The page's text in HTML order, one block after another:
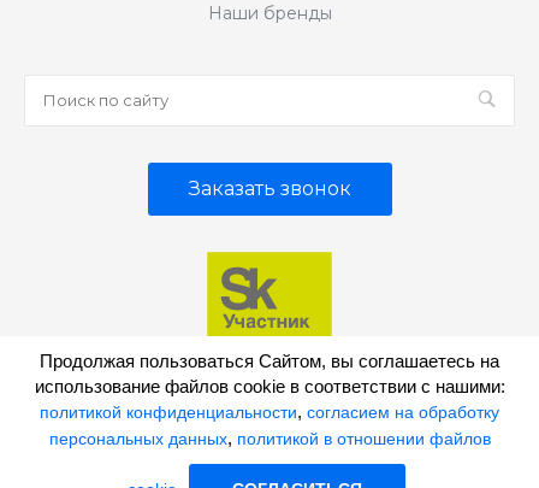
Наши бренды
Заказать звонок
© 2026 "ИНТЕРСЭН-плюс", все права защищены
Продолжая пользоваться Сайтом, вы соглашаетесь на
использование файлов cookie в соответствии с нашими:
политикой конфиденциальности, согласием на обработку
персональных данных, политикой в отношении файлов